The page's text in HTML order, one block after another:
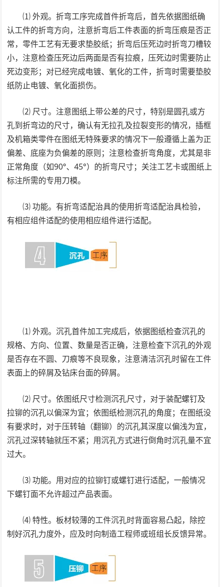
⑴ 外观。折弯工序完成首件折弯后，首先依据图纸确
认工件的折弯方向，注意折弯后工件表面的折弯压痕是否正
常，零件工艺有无要求垫胶纸；折弯后压死边时折弯刀槽较
小，注意检查压死边后两面是否有拉痕，压死边时需要防止
死边变形；对已经完成电镀、氧化的工件，折弯时需要垫胶
纸防止电镀、氧化面损伤。
⑵ 尺寸。注意图纸上带公差的尺寸，特别是圆孔或方
孔到折弯边的尺寸，确认有无拉孔及拉裂变形的情况，插框
及机箱类零件在图纸无特殊要求的情况下一般遵循上盖为正
偏差、底座为负偏差的原则；注意检查折弯角度，尤其是非
正常角度（如90°、45°）的折弯尺寸；关注工艺卡或图纸上
标注所需的专用刀模。
⑶ 功能。有折弯适配治具的使用折弯适配治具检验，
有相应组件适配的使用相应组件进行适配。
⑴ 外观。沉孔首件加工完成后，依据图纸检查沉孔的
规格、方向、位置、数量是否正确，注意检查下沉孔的外观
是否存在不圆、刀痕等不良现象，注意清洁沉孔时留在工件
表面上的碎屑及钻床台面的碎屑。
⑵ 尺寸。依图纸尺寸检测沉孔尺寸，对于装配螺钉及
拉铆的沉孔以偏深为宜；依图纸检测沉孔的角度；在图纸没
有要求时，对于压转轴（翻铆）的沉孔其深度以偏浅为宜，
沉孔过深转轴就压不紧；用沉孔方式进行倒角时沉孔量不宜
过大。
⑶ 功能。用对应的拉铆钉或螺钉进行适配，一般情况
下螺钉面不允许超过产品表面。
⑷ 特性。板材较薄的工件沉孔时背面容易凸起，除控
制好沉孔力度外，应及时向制造工程师或班组长反馈异常。